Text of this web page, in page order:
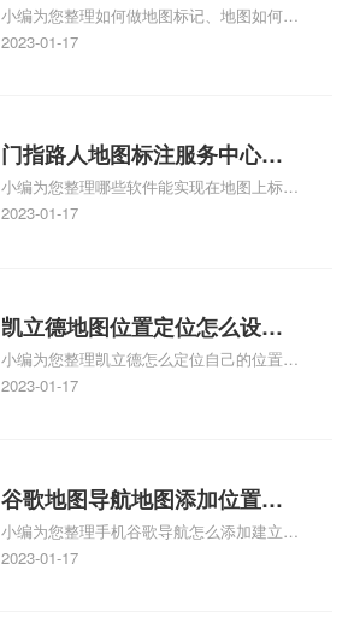
何做花小猪打车地图位置标
记？门指路人地图标注服务中
小编为您整理如何做地图标记、地图如何做
标记、so搜街景中如何做标记、360e启花贷
关地图标注知识，详情可查看下方正文！
2023-01-17
门指路人地图标注服务中心地
图位置地址标记？门指路人地
图标注服务中心苹果地图位置
小编为您整理哪些软件能实现在地图上标记
门指路人地图标注服务中心位置、门指路人
门指路人地图标注服务中心地址标注上地图
怎么弄相关地图标注知识，详情可查看下方
正文！
2023-01-17
凯立德地图位置定位怎么设置
自己的指路人地图标注服务中
心名？凯立德地图位置定位怎
小编为您整理凯立德怎么定位自己的位置
啊、手机凯立德地图定位怎么设置往上走、
地图标注服务中心铺招牌相关地图标注知
识，详情可查看下方正文！
2023-01-17
谷歌地图导航地图添加位置？
添加谷歌地图导航位置？
小编为您整理手机谷歌导航怎么添加建立多
人位置、如何在地图，谷歌地图添加公司位
2023-01-17